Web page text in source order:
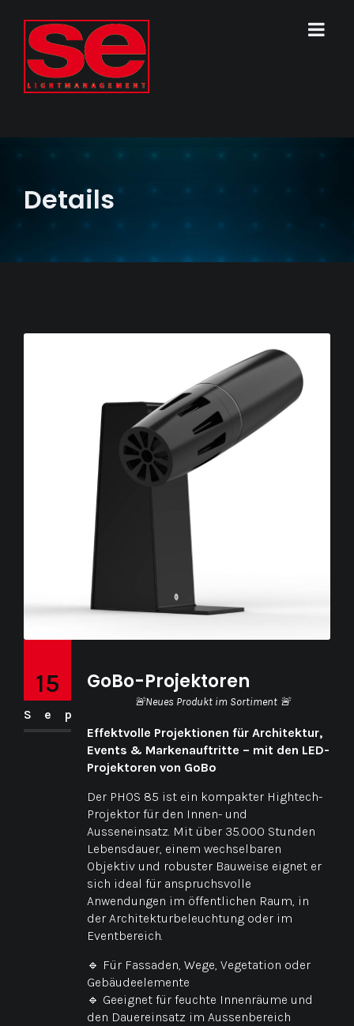
Details
15
Sep
GoBo-Projektoren
🚨Neues Produkt im Sortiment 🚨
Effektvolle Projektionen für Architektur,
Events & Markenauftritte – mit den LED-
Projektoren von GoBo
Der PHOS 85 ist ein kompakter Hightech-
Projektor für den Innen- und
Ausseneinsatz. Mit über 35.000 Stunden
Lebensdauer, einem wechselbaren
Objektiv und robuster Bauweise eignet er
sich ideal für anspruchsvolle
Anwendungen im öffentlichen Raum, in
der Architekturbeleuchtung oder im
Eventbereich.
🔹 Für Fassaden, Wege, Vegetation oder
Gebäudeelemente
🔹 Geeignet für feuchte Innenräume und
den Dauereinsatz im Aussenbereich